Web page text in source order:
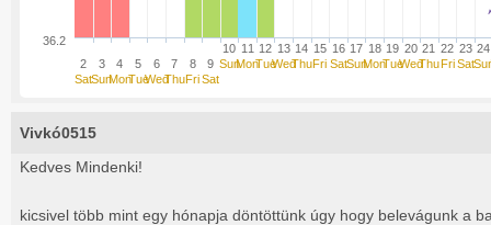
2
Sat
3
Sun
4
Mon
5
Tue
6
Wed
7
Thu
8
Fri
9
Sat
10
Sun
11
Mon
12
Tue
13
Wed
14
Thu
15
Fri
16
Sat
17
Sun
18
Mon
19
Tue
20
Wed
21
Thu
22
Fri
23
Sat
24
36.2
Vivkó0515
Kedves Mindenki!
kicsivel több mint egy hónapja döntöttünk úgy hogy belevágunk a